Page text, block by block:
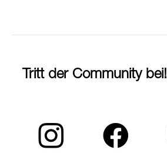
Tritt der Community bei!